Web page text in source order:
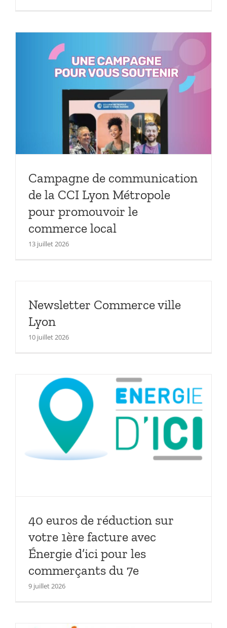
Campagne de communication
de la CCI Lyon Métropole
pour promouvoir le
commerce local
13 juillet 2026
Newsletter Commerce ville
Lyon
10 juillet 2026
40 euros de réduction sur
votre 1ère facture avec
Énergie d’ici pour les
commerçants du 7e
9 juillet 2026